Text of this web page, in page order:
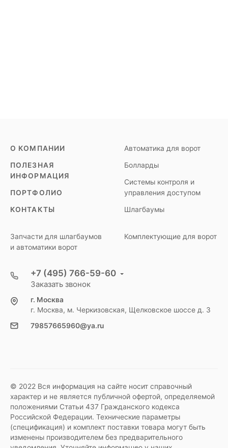
О КОМПАНИИ
ПОЛЕЗНАЯ
ИНФОРМАЦИЯ
ПОРТФОЛИО
КОНТАКТЫ
Автоматика для ворот
Болларды
Системы контроля и
управления доступом
Шлагбаумы
Запчасти для шлагбаумов
и автоматики ворот
Комплектующие для ворот
+7 (495) 766-59-60
Заказать звонок
г. Москва
г. Москва, м. Черкизовская, Щелковское шоссе д. 3
79857665960@ya.ru
© 2022 Вся информация на сайте носит справочный
характер и не является публичной офертой, определяемой
положениями Статьи 437 Гражданского кодекса
Российской Федерации. Технические параметры
(спецификация) и комплект поставки товара могут быть
изменены производителем без предварительного